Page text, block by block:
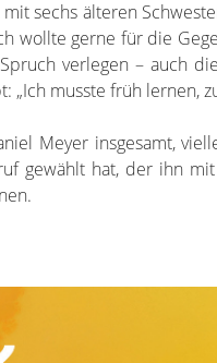
sechs älteren
wollte gerne für die
verlegen – auch
„Ich musste früh lernen,
Meyer insgesamt,
gewählt hat, der ihn